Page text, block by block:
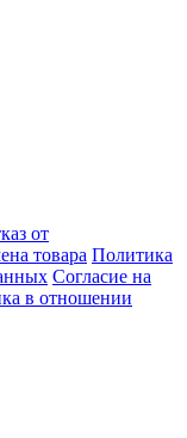
от
товара Политика
Согласие на
в отношении